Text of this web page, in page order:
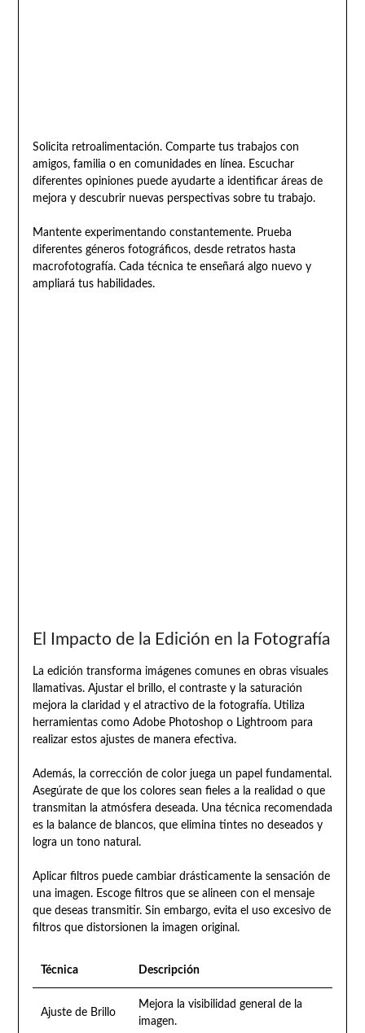
Solicita retroalimentación. Comparte tus trabajos con
amigos, familia o en comunidades en línea. Escuchar
diferentes opiniones puede ayudarte a identificar áreas de
mejora y descubrir nuevas perspectivas sobre tu trabajo.
Mantente experimentando constantemente. Prueba
diferentes géneros fotográficos, desde retratos hasta
macrofotografía. Cada técnica te enseñará algo nuevo y
ampliará tus habilidades.
El Impacto de la Edición en la Fotografía
La edición transforma imágenes comunes en obras visuales
llamativas. Ajustar el brillo, el contraste y la saturación
mejora la claridad y el atractivo de la fotografía. Utiliza
herramientas como Adobe Photoshop o Lightroom para
realizar estos ajustes de manera efectiva.
Además, la corrección de color juega un papel fundamental.
Asegúrate de que los colores sean fieles a la realidad o que
transmitan la atmósfera deseada. Una técnica recomendada
es la balance de blancos, que elimina tintes no deseados y
logra un tono natural.
Aplicar filtros puede cambiar drásticamente la sensación de
una imagen. Escoge filtros que se alineen con el mensaje
que deseas transmitir. Sin embargo, evita el uso excesivo de
filtros que distorsionen la imagen original.
Técnica Descripción
Ajuste de Brillo
Mejora la visibilidad general de la
imagen.